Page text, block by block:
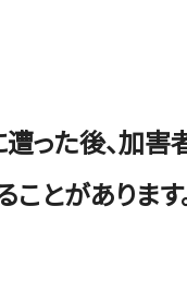
った後、加害
ことがあります